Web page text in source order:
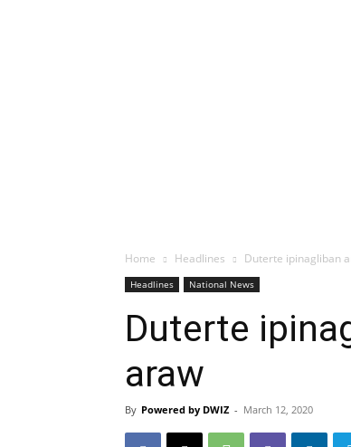
Home Headlines Duterte ipinagliban
Headlines National News
Duterte
araw
By Powered by DWIZ - March 12, 2020